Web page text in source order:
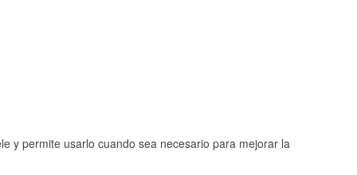
y permite usarlo cuando sea necesario para mejorar la